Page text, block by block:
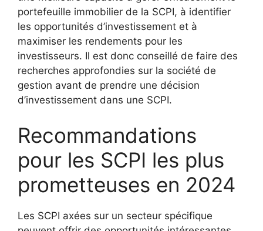
portefeuille immobilier de la SCPI, à identifier
les opportunités d’investissement et à
maximiser les rendements pour les
investisseurs. Il est donc conseillé de faire des
recherches approfondies sur la société de
gestion avant de prendre une décision
d’investissement dans une SCPI.
Recommandations
pour les SCPI les plus
prometteuses en 2024
Les SCPI axées sur un secteur spécifique